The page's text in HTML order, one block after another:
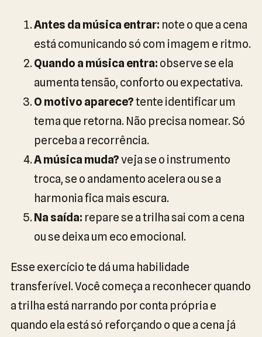
Antes da música entrar: note o que a cena
está comunicando só com imagem e ritmo.
Quando a música entra: observe se ela
aumenta tensão, conforto ou expectativa.
O motivo aparece?tente identificar um
tema que retorna. Não precisa nomear. Só
perceba a recorrência.
A música muda?veja se o instrumento
troca, se o andamento acelera ou se a
harmonia fica mais escura.
Na saída: repare se a trilha sai com a cena
ou se deixa um eco emocional.
Esse exercício te dá uma habilidade
transferível. Você começa a reconhecer quando
a trilha está narrando por conta própria e
quando ela está só reforçando o que a cena já